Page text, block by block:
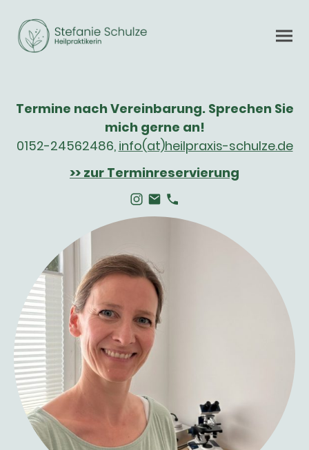
Termine nach Vereinbarung. Sprechen Sie
mich gerne an!
0152-24562486, info(at)heilpraxis-schulze.de
>> zur Terminreservierung